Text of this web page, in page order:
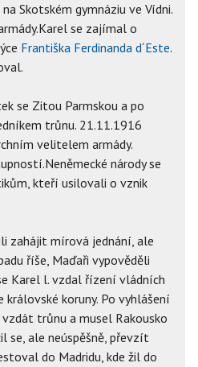
Skotském gymnáziu ve Vídni.
se zajímal o
Františka Ferdinanda d´Este.
se Zitou Parmskou a po
trůnu. 21.11.1916
velitelem armády.
národy se
kteří usilovali o vznik
zahájit mírová jednání, ale
říše, Maďaři vypověděli
Karel l. vzdal řízení vládních
koruny. Po vyhlášení
trůnu a musel Rakousko
se, ale neúspěšně, převzít
do Madridu, kde žil do